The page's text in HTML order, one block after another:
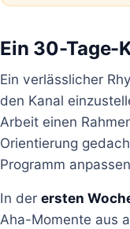
Ein 30-Tage-
Ein verlässlicher
den Kanal
Arbeit einen
Orientierung
Programm
In der ersten
Aha-Momente aus